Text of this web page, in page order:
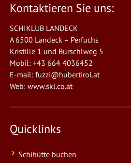
Kontaktieren Sie uns:
SCHIKLUB LANDECK
A 6500 Landeck – Perfuchs
Kristille 1 und Burschlweg 5
Mobil: +43 664 4036452
E-mail: fuzzi@hubertirol.at
Web: www.skl.co.at
Quicklinks
Schihütte buchen